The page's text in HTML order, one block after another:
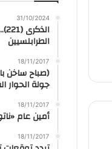
31/10/2024
الطرابلسيين
18/11/2017
(صباح ساخن
جولة الحوار
18/11/2017
أمين عام
18/11/2017